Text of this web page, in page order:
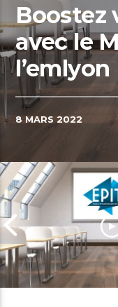
Boostez
avec le
l’emlyon
8 MARS 2022